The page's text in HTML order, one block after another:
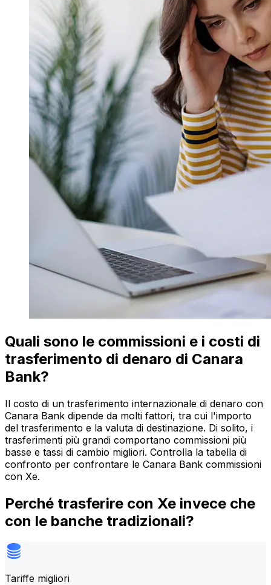
Quali sono le commissioni e i costi di
trasferimento di denaro di Canara
Bank?
Il costo di un trasferimento internazionale di denaro con
Canara Bank dipende da molti fattori, tra cui l'importo
del trasferimento e la valuta di destinazione. Di solito, i
trasferimenti più grandi comportano commissioni più
basse e tassi di cambio migliori. Controlla la tabella di
confronto per confrontare le Canara Bank commissioni
con Xe.
Perché trasferire con Xe invece che
con le banche tradizionali?
Tariffe migliori